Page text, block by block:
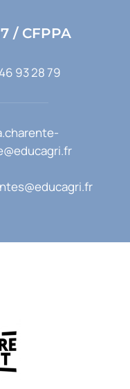
/ CFPPA
93 28 79